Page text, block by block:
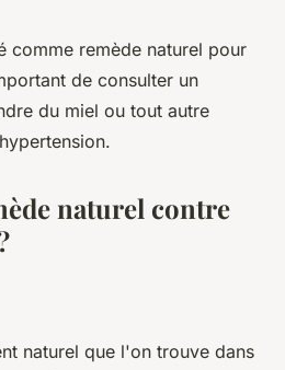
comme remède naturel pour
de consulter un
du miel ou tout autre
naturel contre
naturel que l'on trouve dans